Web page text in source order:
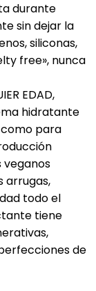
durante
sin dejar la
siliconas,
free», nunca
EDAD,
hidratante
para
veganos
arrugas,
todo el
tiene
de